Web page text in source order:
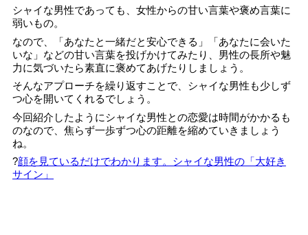
シャイな男性であっても、女性からの甘い言葉や褒め言葉に
弱いもの。
なので、「あなたと一緒だと安心できる」「あなたに会いた
いな」などの甘い言葉を投げかけてみたり、男性の長所や魅
力に気づいたら素直に褒めてあげたりしましょう。
そんなアプローチを繰り返すことで、シャイな男性も少しず
つ心を開いてくれるでしょう。
今回紹介したようにシャイな男性との恋愛は時間がかかるも
のなので、焦らず一歩ずつ心の距離を縮めていきましょう
ね。
?顔を見ているだけでわかります。シャイな男性の「大好き
サイン」